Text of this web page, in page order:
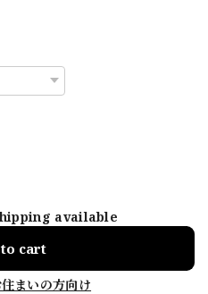
available
cart
まいの方向け